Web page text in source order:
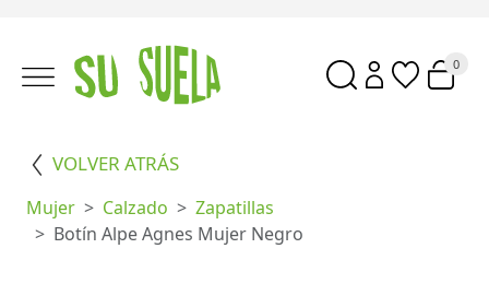
0
VOLVER ATRÁS
Mujer Calzado
Zapatillas
Botín Alpe Agnes Mujer Negro